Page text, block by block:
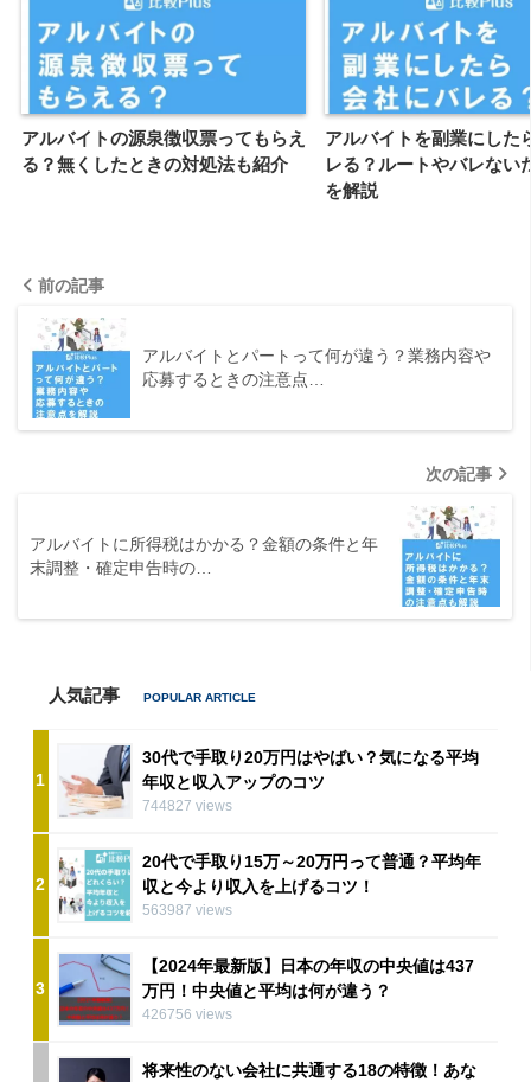
アルバイトの源泉徴収票ってもらえ
る？無くしたときの対処法も紹介
アルバイトを副業にした
レる？ルートやバレない
を解説
前の記事
アルバイトとパートって何が違う？業務内容や
応募するときの注意点…
次の記事
アルバイトに所得税はかかる？金額の条件と年
末調整・確定申告時の…
人気記事
1
30代で手取り20万円はやばい？気になる平均
年収と収入アップのコツ
744827 views
2
20代で手取り15万～20万円って普通？平均年
収と今より収入を上げるコツ！
563987 views
3
【2024年最新版】日本の年収の中央値は437
万円！中央値と平均は何が違う？
426756 views
将来性のない会社に共通する18の特徴！あな